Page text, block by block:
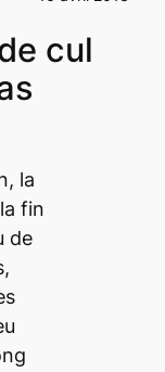
cul
la
fin
de